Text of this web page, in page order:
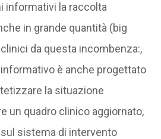
informativi la raccolta
in grande quantità (big
da questa incombenza:,
è anche progettato
la situazione
un quadro clinico aggiornato,
sul sistema di intervento